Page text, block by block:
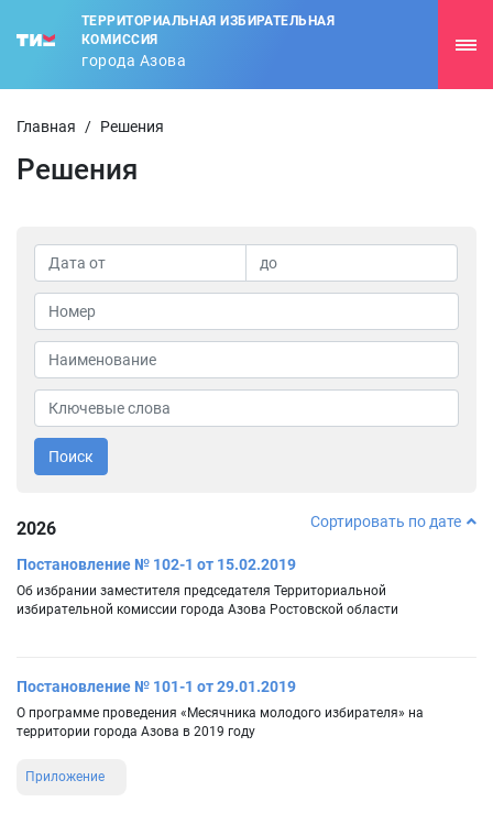
ТЕРРИТОРИАЛЬНАЯ ИЗБИРАТЕЛЬНАЯ
КОМИССИЯ
города Азова
Главная / Решения
Решения
Поиск
2026 Сортировать по дате
Постановление № 102-1 от 15.02.2019
Об избрании заместителя председателя Территориальной
избирательной комиссии города Азова Ростовской области
Постановление № 101-1 от 29.01.2019
О программе проведения «Месячника молодого избирателя» на
территории города Азова в 2019 году
Приложение